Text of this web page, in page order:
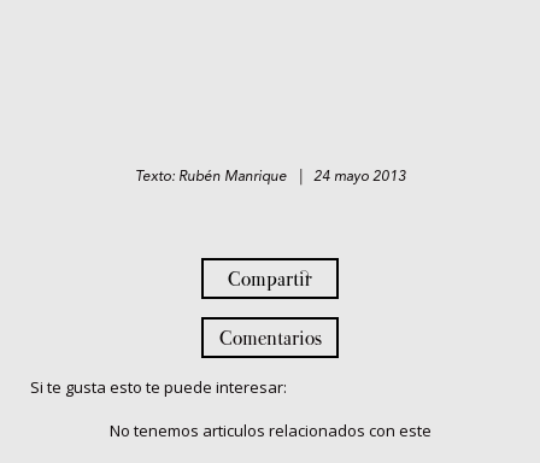
Texto: Rubén Manrique | 24 mayo 2013
Compartir
Comentarios
Si te gusta esto te puede interesar:
No tenemos articulos relacionados con este